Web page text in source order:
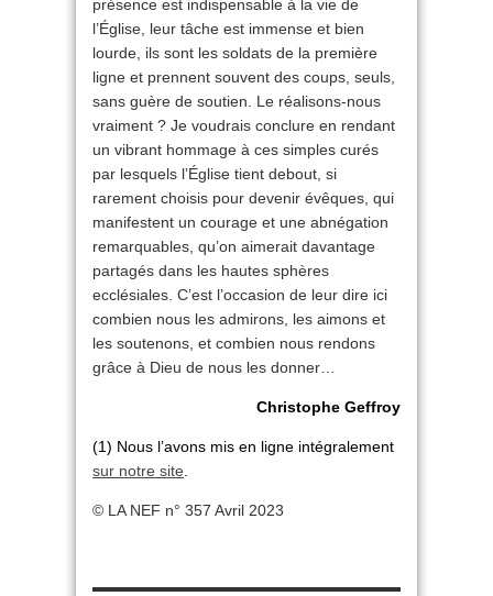
présence est indispensable à la vie de
l’Église, leur tâche est immense et bien
lourde, ils sont les soldats de la première
ligne et prennent souvent des coups, seuls,
sans guère de soutien. Le réalisons-nous
vraiment ? Je voudrais conclure en rendant
un vibrant hommage à ces simples curés
par lesquels l’Église tient debout, si
rarement choisis pour devenir évêques, qui
manifestent un courage et une abnégation
remarquables, qu’on aimerait davantage
partagés dans les hautes sphères
ecclésiales. C’est l’occasion de leur dire ici
combien nous les admirons, les aimons et
les soutenons, et combien nous rendons
grâce à Dieu de nous les donner…
Christophe Geffroy
(1) Nous l’avons mis en ligne intégralement
sur notre site
© LA NEF n° 357 Avril 2023